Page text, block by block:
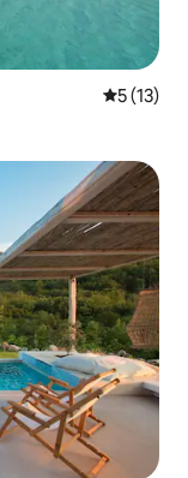
5 ud af 5
5 (13)